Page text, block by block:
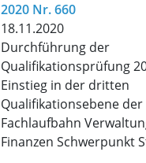
2020 Nr. 660
18.11.2020
Durchführung der
Qualifikationsprüfung
Einstieg in der dritten
Qualifikationsebene der
Fachlaufbahn
Finanzen Schwerpunkt